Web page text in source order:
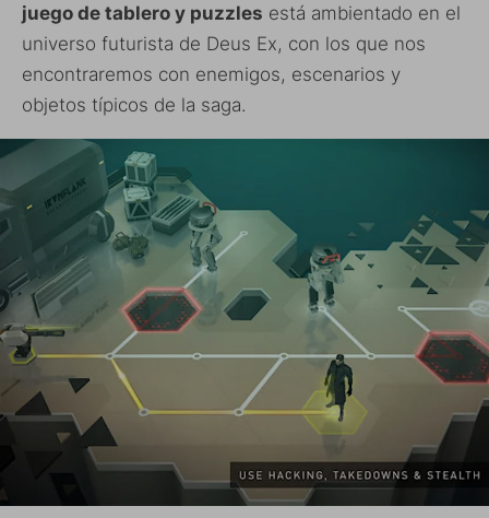
juego de tablero y puzzles está ambientado en el
universo futurista de Deus Ex, con los que nos
encontraremos con enemigos, escenarios y
objetos típicos de la saga.